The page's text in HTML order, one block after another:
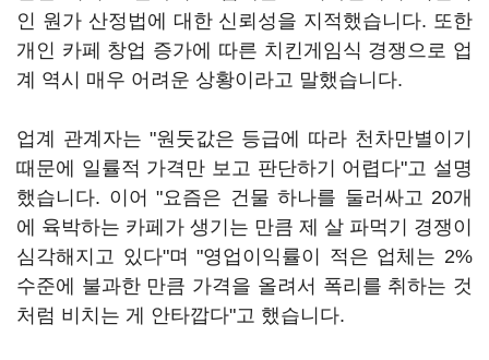
인 원가 산정법에 대한 신뢰성을 지적했습니다. 또한
개인 카페 창업 증가에 따른 치킨게임식 경쟁으로 업
계 역시 매우 어려운 상황이라고 말했습니다.
업계 관계자는 "원둣값은 등급에 따라 천차만별이기
때문에 일률적 가격만 보고 판단하기 어렵다"고 설명
했습니다. 이어 "요즘은 건물 하나를 둘러싸고 20개
에 육박하는 카페가 생기는 만큼 제 살 파먹기 경쟁이
심각해지고 있다"며 "영업이익률이 적은 업체는 2%
수준에 불과한 만큼 가격을 올려서 폭리를 취하는 것
처럼 비치는 게 안타깝다"고 했습니다.